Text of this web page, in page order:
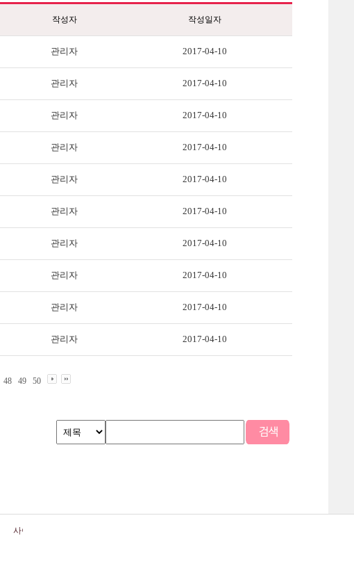
작성자 작성일자
관리자 2017-04-10
관리자 2017-04-10
관리자 2017-04-10
관리자 2017-04-10
관리자 2017-04-10
관리자 2017-04-10
관리자 2017-04-10
관리자 2017-04-10
관리자 2017-04-10
관리자 2017-04-10
48 49 50
사이트맵